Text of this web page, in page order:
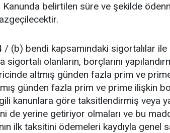
Kanunda belirtilen süre ve şekilde
/ (b) bendi kapsamındaki sigortalılar ile
olanların, borçlarını
altmış günden fazla prim ve
günden fazla prim ve prime ilişkin
kanunlara göre taksitlendirmiş veya
de yerine getiriyor olmaları ve bu
ilk taksitini ödemeleri kaydıyla genel